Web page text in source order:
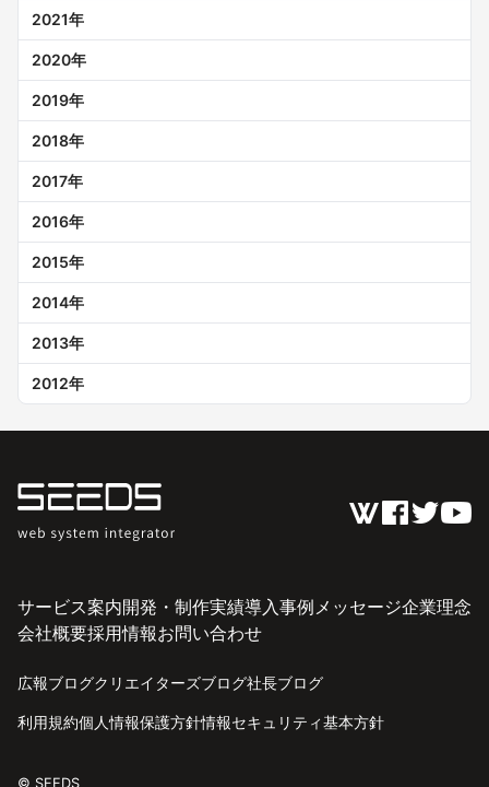
2021年
2020年
2019年
2018年
2017年
2016年
2015年
2014年
2013年
2012年
サービス案内開発・制作実績導入事例メッセージ企業理念
会社概要採用情報お問い合わせ
広報ブログクリエイターズブログ社長ブログ
利用規約個人情報保護方針情報セキュリティ基本方針
© SEEDS